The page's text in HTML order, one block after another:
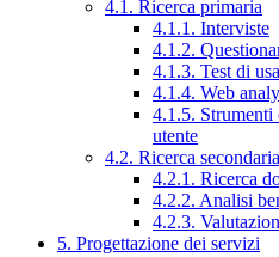
4.1. Ricerca primaria
4.1.1. Interviste
4.1.2.
4.1.3. Test di
4.1.4. Web
4.1.5. Strumenti
utente
4.2. Ricerca secondaria
4.2.1. Ricerca
4.2.2. Analisi
4.2.3.
5. Progettazione dei servizi